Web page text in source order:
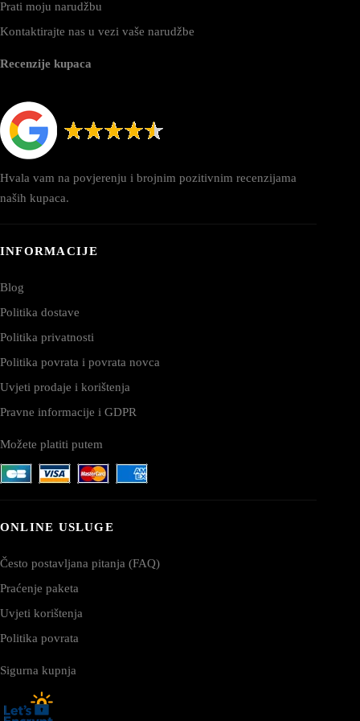
Prati moju narudžbu
Kontaktirajte nas u vezi vaše narudžbe
Recenzije kupaca
Hvala vam na povjerenju i brojnim pozitivnim recenzijama
naših kupaca.
INFORMACIJE
Blog
Politika dostave
Politika privatnosti
Politika povrata i povrata novca
Uvjeti prodaje i korištenja
Pravne informacije i GDPR
Možete platiti putem
ONLINE USLUGE
Često postavljana pitanja (FAQ)
Praćenje paketa
Uvjeti korištenja
Politika povrata
Sigurna kupnja